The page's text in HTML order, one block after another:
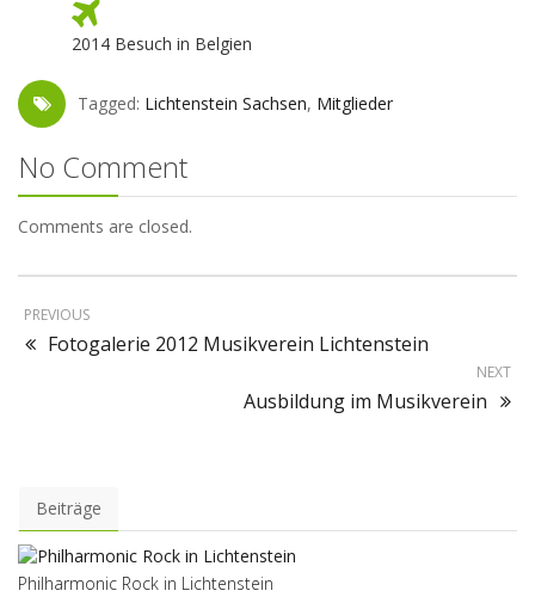
2014 Besuch in Belgien
Tagged: Lichtenstein Sachsen, Mitglieder
No Comment
Comments are closed.
PREVIOUS
Fotogalerie 2012 Musikverein Lichtenstein
NEXT
Ausbildung im Musikverein
Beiträge
Philharmonic Rock in Lichtenstein